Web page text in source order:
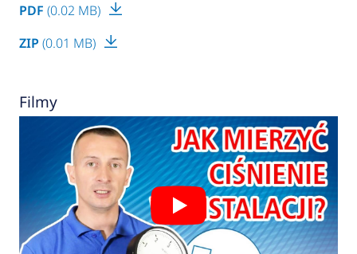
PDF (0.02 MB)
ZIP (0.01 MB)
Filmy